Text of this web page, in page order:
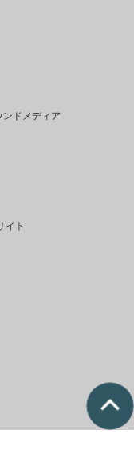
ンドメディア
イト